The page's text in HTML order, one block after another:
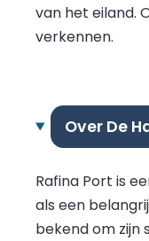
van het eiland.
verkennen.
Over De
Rafina Port is
als een
bekend om zijn